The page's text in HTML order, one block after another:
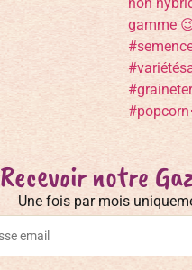
Recevoir notre
Une fois par mois